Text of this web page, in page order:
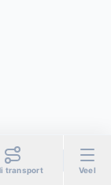
transport Veel